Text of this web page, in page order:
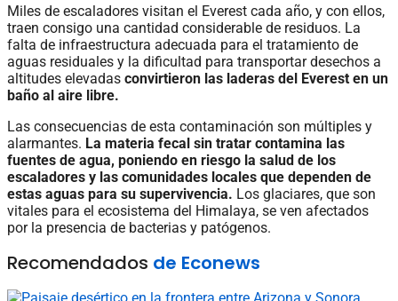
Miles de escaladores visitan el Everest cada año, y con ellos,
traen consigo una cantidad considerable de residuos. La
falta de infraestructura adecuada para el tratamiento de
aguas residuales y la dificultad para transportar desechos a
altitudes elevadas convirtieron las laderas del Everest en un
baño al aire libre.
Las consecuencias de esta contaminación son múltiples y
alarmantes. La materia fecal sin tratar contamina las
fuentes de agua, poniendo en riesgo la salud de los
escaladores y las comunidades locales que dependen de
estas aguas para su supervivencia. Los glaciares, que son
vitales para el ecosistema del Himalaya, se ven afectados
por la presencia de bacterias y patógenos.
Recomendados de Econews